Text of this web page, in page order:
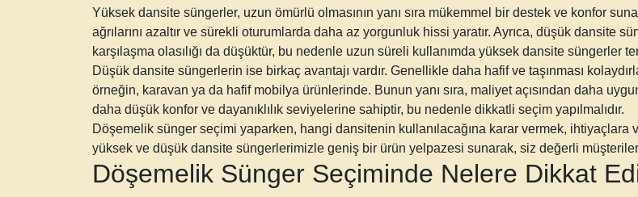
Yüksek dansite süngerler, uzun ömürlü olmasının yanı sıra mükemmel bir destek ve konfor
ağrılarını azaltır ve sürekli oturumlarda daha az yorgunluk hissi yaratır. Ayrıca, düşük dansite
karşılaşma olasılığı da düşüktür, bu nedenle uzun süreli kullanımda yüksek dansite süngerler
Düşük dansite süngerlerin ise birkaç avantajı vardır. Genellikle daha hafif ve taşınması
örneğin, karavan ya da hafif mobilya ürünlerinde. Bunun yanı sıra, maliyet açısından daha
daha düşük konfor ve dayanıklılık seviyelerine sahiptir, bu nedenle dikkatli seçim yapılmalıdır.
Döşemelik sünger seçimi yaparken, hangi dansitenin kullanılacağına karar vermek, ihtiyaçlara
yüksek ve düşük dansite süngerlerimizle geniş bir ürün yelpazesi sunarak, siz değerli
Döşemelik Sünger Seçiminde Nelere Dikkat